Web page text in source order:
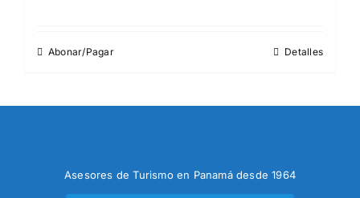
Abonar/Pagar Detalles
Asesores de Turismo en Panamá desde 1964